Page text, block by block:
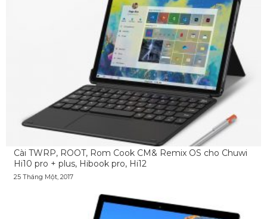
Cài TWRP, ROOT, Rom Cook CM& Remix OS cho Chuwi
Hi10 pro + plus, Hibook pro, Hi12
25 Tháng Một, 2017